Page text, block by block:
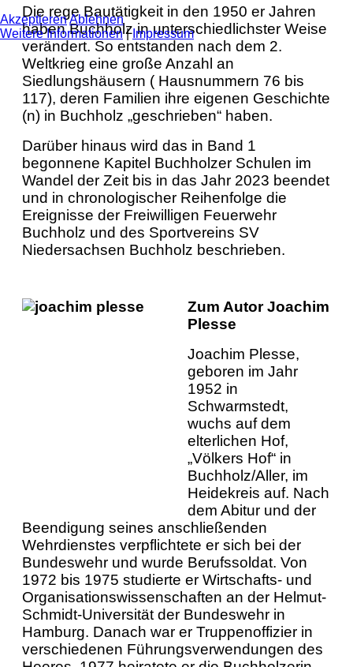
Die rege Bautätigkeit in den 1950 er Jahren
haben Buchholz in unterschiedlichster Weise
verändert. So entstanden nach dem 2.
Weltkrieg eine große Anzahl an
Siedlungshäusern ( Hausnummern 76 bis
117), deren Familien ihre eigenen Geschichte
(n) in Buchholz „geschrieben“ haben.
Darüber hinaus wird das in Band 1
begonnene Kapitel Buchholzer Schulen im
Wandel der Zeit bis in das Jahr 2023 beendet
und in chronologischer Reihenfolge die
Ereignisse der Freiwilligen Feuerwehr
Buchholz und des Sportvereins SV
Niedersachsen Buchholz beschrieben.
Zum Autor Joachim
Plesse
Joachim Plesse,
geboren im Jahr
1952 in
Schwarmstedt,
wuchs auf dem
elterlichen Hof,
„Völkers Hof“ in
Buchholz/Aller, im
Heidekreis auf. Nach
dem Abitur und der
Beendigung seines anschließenden
Wehrdienstes verpflichtete er sich bei der
Bundeswehr und wurde Berufssoldat. Von
1972 bis 1975 studierte er Wirtschafts- und
Organisationswissenschaften an der Helmut-
Schmidt-Universität der Bundeswehr in
Hamburg. Danach war er Truppenoffizier in
verschiedenen Führungsverwendungen des
AkzeptierenAblehnen
Weitere Informationen| Impressum